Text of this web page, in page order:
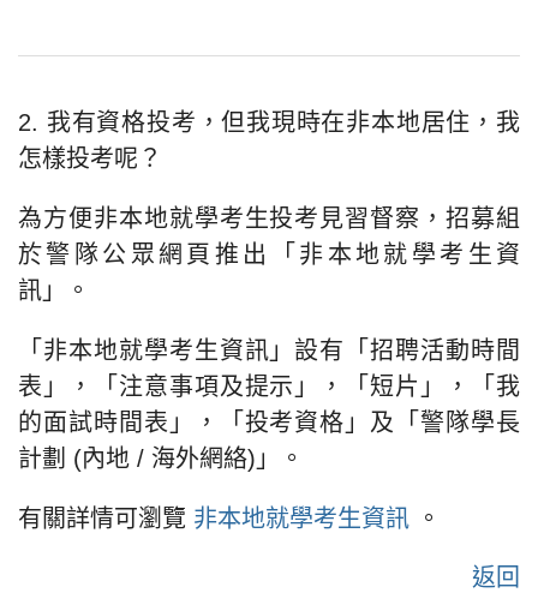
2. 我有資格投考，但我現時在非本地居住，我
怎樣投考呢？
為方便非本地就學考生投考見習督察，招募組
於警隊公眾網頁推出「非本地就學考生資
訊」。
「非本地就學考生資訊」設有「招聘活動時間
表」，「注意事項及提示」，「短片」，「我
的面試時間表」，「投考資格」及「警隊學長
計劃 (內地 / 海外網絡)」。
有關詳情可瀏覽 非本地就學考生資訊 。
返回